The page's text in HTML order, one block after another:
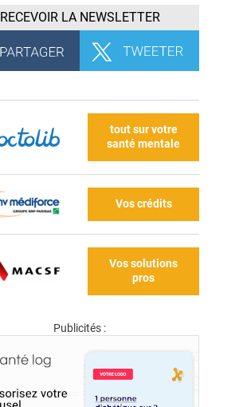
RECEVOIR LA NEWSLETTER
tout sur votre
santé mentale
Vos crédits
Vos solutions
pros
Publicités :